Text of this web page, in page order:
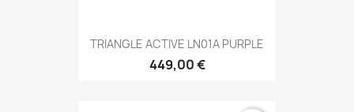
TRIANGLE ACTIVE LN01A PURPLE
449,00 €